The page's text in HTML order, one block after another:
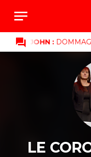
notes
question_answerJOHN :
LE